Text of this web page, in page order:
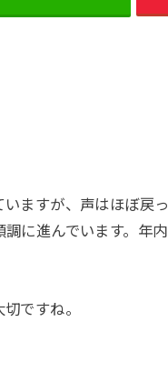
ますが、声はほぼ戻
に進んでいます。年
ですね。